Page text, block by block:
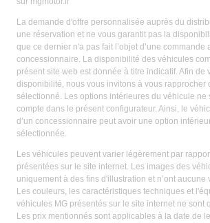
La demande d'offre personnalisée auprès du
une réservation et ne vous garantit pas la
que ce dernier n'a pas fait l’objet d’une commande
concessionnaire. La disponibilité des véhicules
présent site web est donnée à titre indicatif. Afin de
disponibilité, nous vous invitons à vous rapprocher
sélectionné. Les options intérieures du véhicule ne
compte dans le présent configurateur. Ainsi, le
d’un concessionnaire peut avoir une option
sélectionnée.
Les véhicules peuvent varier légèrement par
présentées sur le site internet. Les images des
uniquement à des fins d'illustration et n’ont aucune
Les couleurs, les caractéristiques techniques et
véhicules MG présentés sur le site internet ne sont
Les prix mentionnés sont applicables à la date de